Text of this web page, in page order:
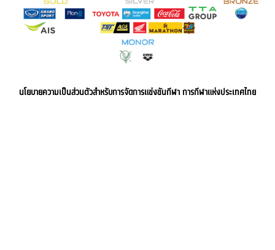
นโยบายความเป็นส่วนตัวสำหรับการจัดการแข่งขันกีฬา การกีฬาแห่งประเทศไทย